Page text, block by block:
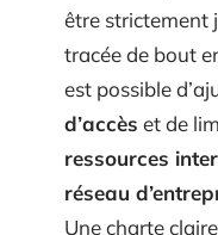
être strictement
tracée de bout
est possible
d’accès et de
ressources
réseau
Une charte